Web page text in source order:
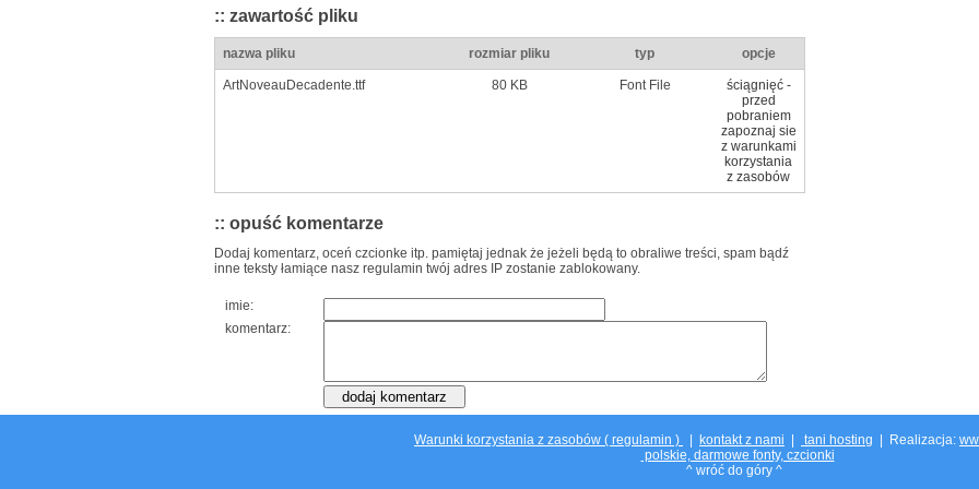
:: zawartość pliku
nazwa pliku rozmiar pliku typ opcje
ArtNoveauDecadente.ttf 80 KB Font File
ściągnięć -
przed
pobraniem
zapoznaj sie
z warunkami
korzystania
z zasobów
:: opuść komentarze
Dodaj komentarz, oceń czcionke itp. pamiętaj jednak że jeżeli będą to obraliwe treści, spam bądź
inne teksty łamiące nasz regulamin twój adres IP zostanie zablokowany.
imie:
komentarz:
Warunki korzystania z zasobów ( regulamin ) kontakt z nami tani hosting | Realizacja:
polskie, darmowe fonty, czcionki
^ wróć do góry ^